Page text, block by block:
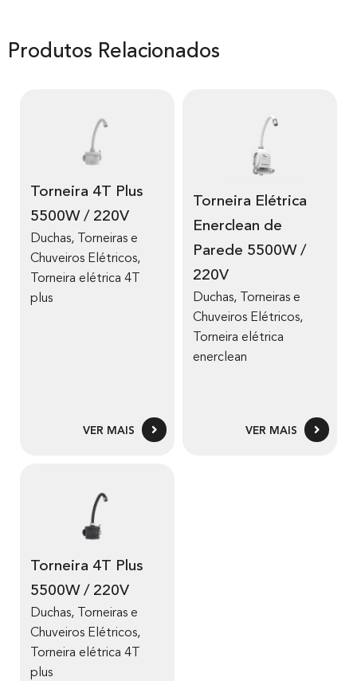
Produtos Relacionados
Torneira 4T Plus
5500W / 220V
Duchas, Torneiras e
Chuveiros Elétricos,
Torneira elétrica 4T
plus
VER MAIS
Torneira Elétrica
Enerclean de
Parede 5500W /
220V
Duchas, Torneiras e
Chuveiros Elétricos,
Torneira elétrica
enerclean
VER MAIS
Torneira 4T Plus
5500W / 220V
Duchas, Torneiras e
Chuveiros Elétricos,
Torneira elétrica 4T
plus